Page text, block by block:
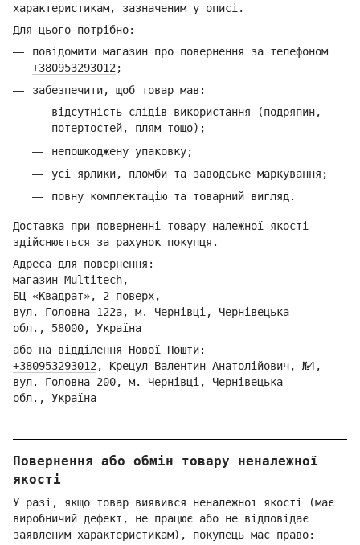
характеристикам, зазначеним у описі.
Для цього потрібно:
повідомити магазин про повернення за телефоном
+380953293012 ;
забезпечити, щоб товар мав:
відсутність слідів використання (подряпин,
потертостей, плям тощо);
непошкоджену упаковку;
усі ярлики, пломби та заводське маркування;
повну комплектацію та товарний вигляд.
Доставка при поверненні товару належної якості
здійснюється за рахунок покупця.
Адреса для повернення:
магазин Multitech,
БЦ «Квадрат», 2 поверх,
вул. Головна 122а, м. Чернівці, Чернівецька
обл., 58000, Україна
або на відділення Нової Пошти:
+380953293012 , Крецул Валентин Анатолійович, №4,
вул. Головна 200, м. Чернівці, Чернівецька
обл., Україна
Повернення або обмін товару неналежної
якості
У разі, якщо товар виявився неналежної якості (має
виробничий дефект, не працює або не відповідає
заявленим характеристикам), покупець має право: